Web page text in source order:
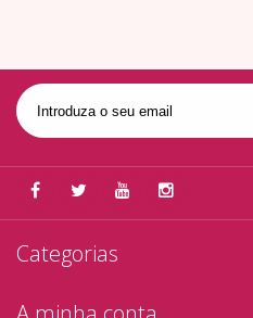
Categorias